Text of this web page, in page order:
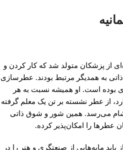
از پزشکان متولد شد که کار کردن و
به همدیگر مرتبط بودند. عطرسازی
بوده است. او همیشه نسبت به هر
از عطر نشسته بر تن یک معلم گرفته
مشام می‌رسد. همین شور و شوق ذاتی
عطرها را امکان‌پذیر کرده.
مایه‌هایی از صنعتگری و هنر را در